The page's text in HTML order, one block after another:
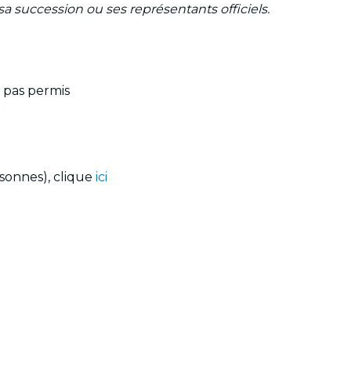
succession ou ses représentants officiels.
permis
clique ici